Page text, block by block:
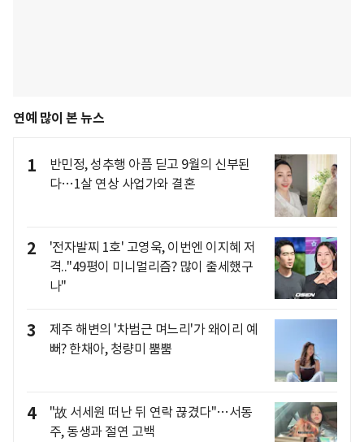
연예 많이 본 뉴스
1
반민정, 성추행 아픔 딛고 9월의 신부된
다…1살 연상 사업가와 결혼
2
'전자발찌 1호' 고영욱, 이번엔 이지혜 저
격.."49평이 미니멀리즘? 많이 출세했구
나"
3
제주 해변의 '차범근 며느리'가 왜이리 예
뻐? 한채아, 청량미 뿜뿜
4
"故 서세원 떠난 뒤 연락 끊겼다"…서동
주, 동생과 절연 고백